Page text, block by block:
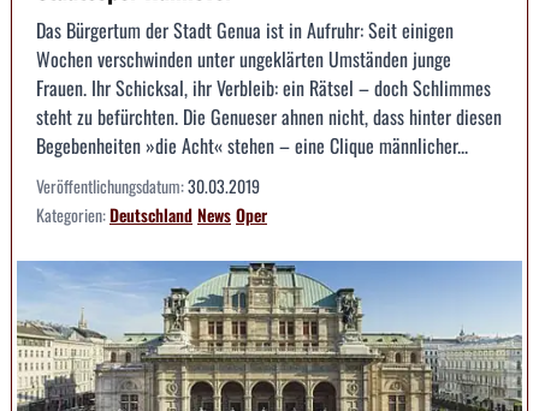
Das Bürgertum der Stadt Genua ist in Aufruhr: Seit einigen
Wochen verschwinden unter ungeklärten Umständen junge
Frauen. Ihr Schicksal, ihr Verbleib: ein Rätsel – doch Schlimmes
steht zu befürchten. Die Genueser ahnen nicht, dass hinter diesen
Begebenheiten »die Acht« stehen – eine Clique männlicher...
Veröffentlichungsdatum:30.03.2019
Kategorien:DeutschlandNewsOper